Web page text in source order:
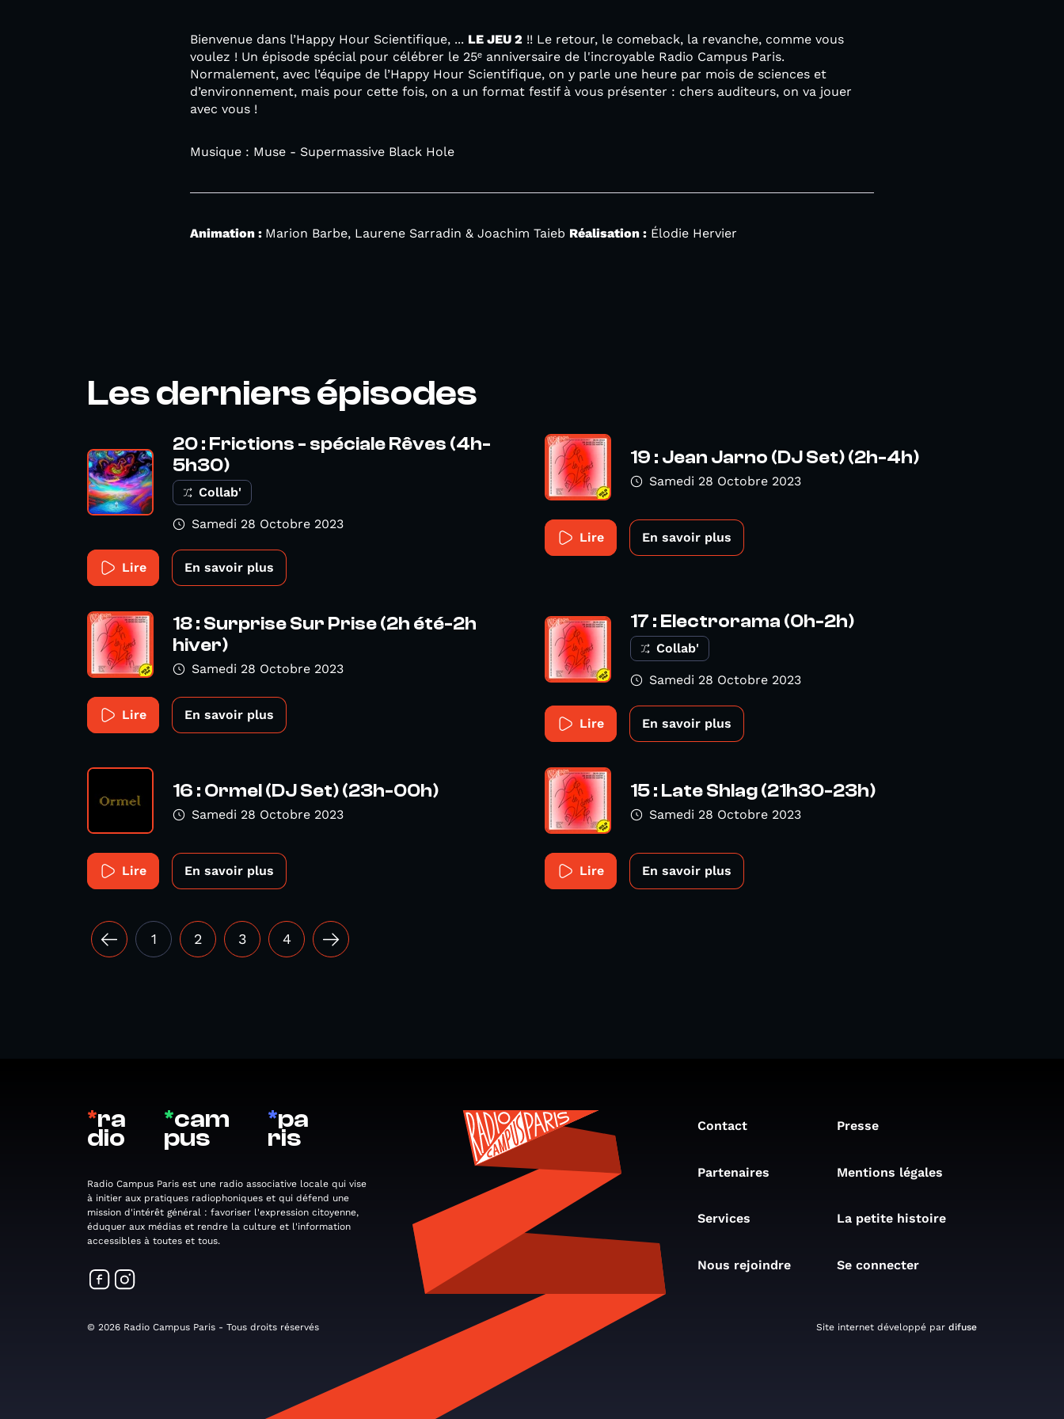
Bienvenue dans l’Happy Hour Scientifique, ... LE JEU 2 !! Le retour, le comeback, la revanche, comme vous
voulez ! Un épisode spécial pour célébrer le 25ᵉ anniversaire de l'incroyable Radio Campus Paris.
Normalement, avec l’équipe de l’Happy Hour Scientifique, on y parle une heure par mois de sciences et
d’environnement, mais pour cette fois, on a un format festif à vous présenter : chers auditeurs, on va jouer
avec vous !
Musique : Muse - Supermassive Black Hole
Animation : Marion Barbe, Laurene Sarradin & Joachim Taieb Réalisation : Élodie Hervier
Les derniers épisodes
20 : Frictions - spéciale Rêves (4h-
5h30)
Collab'
Samedi 28 Octobre 2023
Lire En savoir plus
19 : Jean Jarno (DJ Set) (2h-4h)
Samedi 28 Octobre 2023
Lire En savoir plus
18 : Surprise Sur Prise (2h été-2h
hiver)
Samedi 28 Octobre 2023
Lire En savoir plus
17 : Electrorama (0h-2h)
Collab'
Samedi 28 Octobre 2023
Lire En savoir plus
16 : Ormel (DJ Set) (23h-00h)
Samedi 28 Octobre 2023
Lire En savoir plus
15 : Late Shlag (21h30-23h)
Samedi 28 Octobre 2023
Lire En savoir plus
1 2 3 4
*ra
dio
*cam
pus
*pa
ris
Radio Campus Paris est une radio associative locale qui vise
à initier aux pratiques radiophoniques et qui défend une
mission d'intérêt général : favoriser l'expression citoyenne,
éduquer aux médias et rendre la culture et l'information
accessibles à toutes et tous.
Contact Presse
Partenaires Mentions légales
Services La petite histoire
Nous rejoindre Se connecter
© 2026 Radio Campus Paris - Tous droits réservés Site internet développé par difuse